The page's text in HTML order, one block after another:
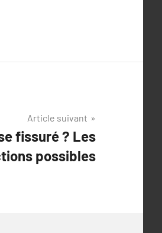
Article suivant
fissuré ? Les
possibles